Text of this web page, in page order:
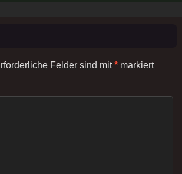
Felder sind mit* markiert